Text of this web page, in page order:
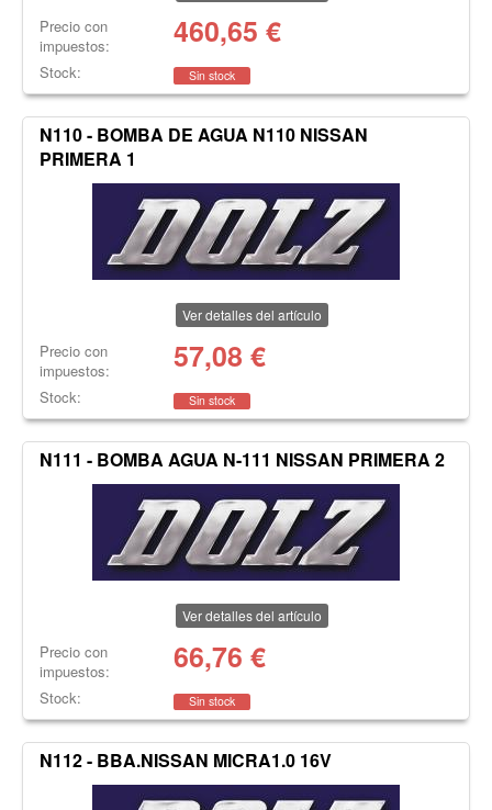
Precio con
impuestos:
460,65 €
Stock: Sin stock
N110 - BOMBA DE AGUA N110 NISSAN
PRIMERA 1
Ver detalles del artículo
Precio con
impuestos:
57,08 €
Stock: Sin stock
N111 - BOMBA AGUA N-111 NISSAN PRIMERA 2
Ver detalles del artículo
Precio con
impuestos:
66,76 €
Stock: Sin stock
N112 - BBA.NISSAN MICRA1.0 16V